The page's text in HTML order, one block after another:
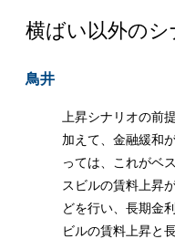
横ばい以外のシ
鳥井
上昇シナリオの前
加えて、金融緩和
っては、これがベ
スビルの賃料上昇
どを行い、長期金
ビルの賃料上昇と